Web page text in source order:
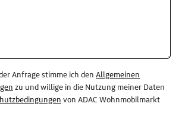
Anfrage stimme ich den Allgemeinen
zu und willige in die Nutzung meiner Daten
von ADAC Wohnmobilmarkt